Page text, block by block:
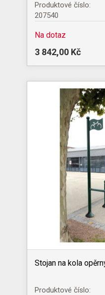
Produktové číslo:
207540
Na dotaz
3 842,00 Kč
Stojan na kola
Produktové číslo: